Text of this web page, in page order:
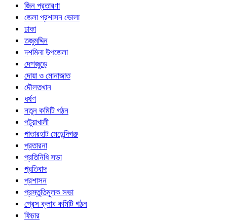
জিন প্রতারণা
জেলা প্রশাসন ভোলা
ঢাকা
তজুমদ্দিন
দশমিনা উপজেলা
দেশজুড়ে
দোয়া ও মোনাজাত
দৌলতখান
ধর্ষণ
নতুন কমিটি গঠন
পটুয়াখালী
পাতারহাট মেহেন্দিগঞ্জ
প্রতারনা
প্রতিনিধি সভা
প্রতিবাদ
প্রশাসন
প্রস্তুতিমূলক সভা
প্রেস ক্লাব কমিটি গঠন
ফিচার